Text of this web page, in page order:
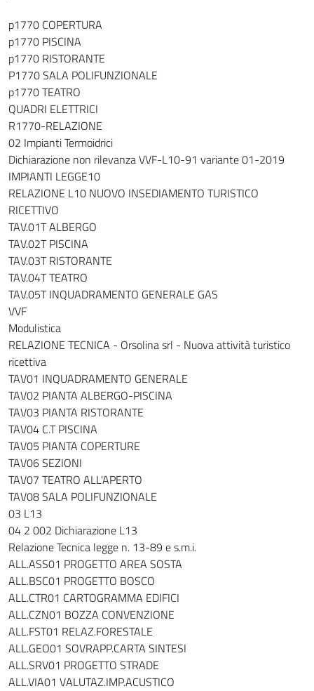
p1770 COPERTURA
p1770 PISCINA
p1770 RISTORANTE
P1770 SALA POLIFUNZIONALE
p1770 TEATRO
QUADRI ELETTRICI
R1770-RELAZIONE
02 Impianti Termoidrici
Dichiarazione non rilevanza VVF-L10-91 variante 01-2019
IMPIANTI LEGGE10
RELAZIONE L10 NUOVO INSEDIAMENTO TURISTICO
RICETTIVO
TAV.01T ALBERGO
TAV.02T PISCINA
TAV.03T RISTORANTE
TAV.04T TEATRO
TAV.05T INQUADRAMENTO GENERALE GAS
VVF
Modulistica
RELAZIONE TECNICA - Orsolina srl - Nuova attività turistico
ricettiva
TAV01 INQUADRAMENTO GENERALE
TAV02 PIANTA ALBERGO-PISCINA
TAV03 PIANTA RISTORANTE
TAV04 C.T PISCINA
TAV05 PIANTA COPERTURE
TAV06 SEZIONI
TAV07 TEATRO ALL'APERTO
TAV08 SALA POLIFUNZIONALE
03 L13
04 2 002 Dichiarazione L13
Relazione Tecnica legge n. 13-89 e s.m.i.
ALL.ASS01 PROGETTO AREA SOSTA
ALL.BSC01 PROGETTO BOSCO
ALL.CTR01 CARTOGRAMMA EDIFICI
ALL.CZN01 BOZZA CONVENZIONE
ALL.FST01 RELAZ.FORESTALE
ALL.GEO01 SOVRAPP.CARTA SINTESI
ALL.SRV01 PROGETTO STRADE
ALL.VIA01 VALUTAZ.IMP.ACUSTICO